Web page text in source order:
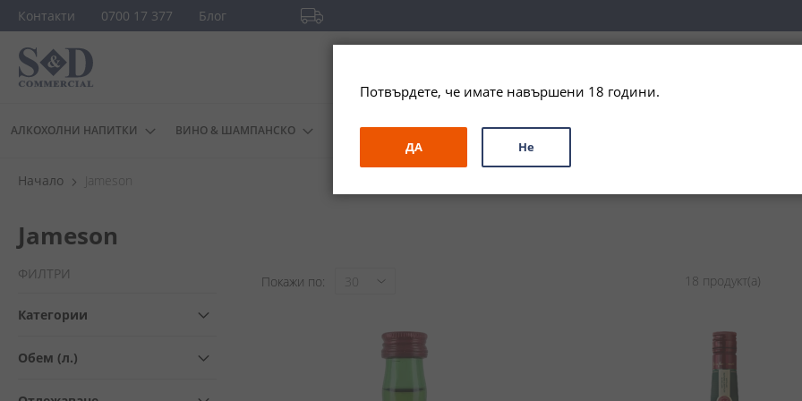
Контакти 0700 17 377 Блог
Прескачане
съдържанието
АЛКОХОЛНИ НАПИТКИ ВИНО & ШАМПАНСКО ДРУГИ ЗА ПОДАРЪК ПРОМО СПЕЦИАЛНИ ПРЕДЛОЖЕНИЯ
Начало Jameson
Jameson
Покажи по 18 продукт(а)
ФИЛТРИ
Категории
Обем (л.)
Потвърдете, че имате навършени 18 години.
ДА Не